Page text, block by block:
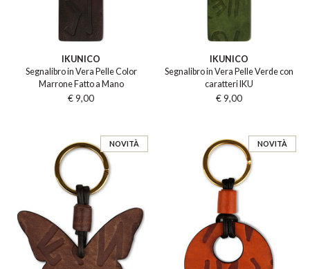
IKUNICO
Segnalibro in Vera Pelle Color
Marrone Fatto a Mano
€ 9,00
IKUNICO
Segnalibro in Vera Pelle Verde con
caratteri IKU
€ 9,00
NOVITÀ NOVITÀ